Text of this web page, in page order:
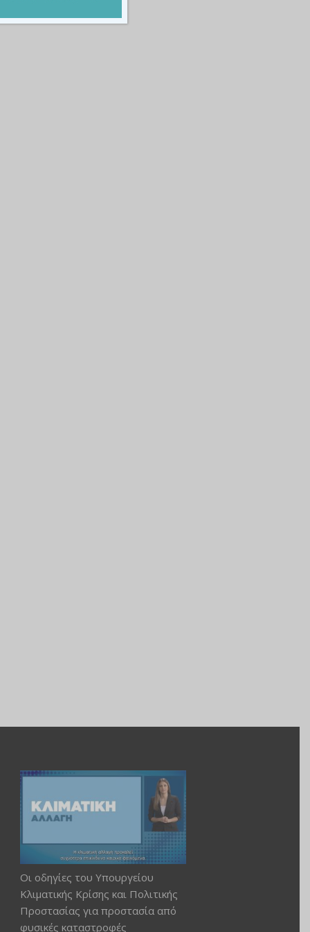
Οι οδηγίες του Υπουργείου
Κλιματικής Κρίσης και Πολιτικής
Προστασίας για προστασία από
φυσικές καταστροφές